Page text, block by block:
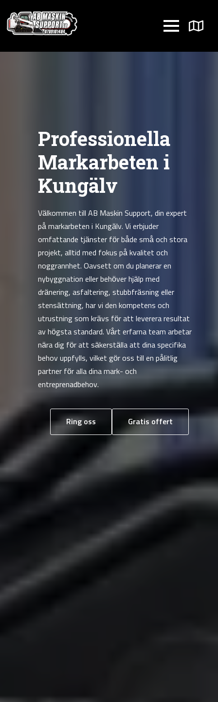
Professionella
Markarbeten i
Kungälv
Välkommen till AB Maskin Support, din expert
på markarbeten i Kungälv. Vi erbjuder
omfattande tjänster för både små och stora
projekt, alltid med fokus på kvalitet och
noggrannhet. Oavsett om du planerar en
nybyggnation eller behöver hjälp med
dränering, asfaltering, stubbfräsning eller
stensättning, har vi den kompetens och
utrustning som krävs för att leverera resultat
av högsta standard. Vårt erfarna team arbetar
nära dig för att säkerställa att dina specifika
behov uppfylls, vilket gör oss till en pålitlig
partner för alla dina mark- och
entreprenadbehov.
Ring oss Gratis offert